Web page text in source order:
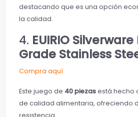
destacando que es una opción
la calidad.
4. EUIRIO
Grade Stainless
Compra aquí
Este juego de 40 piezasestá hecho
de calidad alimentaria, ofreciendo